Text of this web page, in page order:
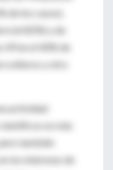
de los casos),
(el 82%) y de
49 en el 40% de
solteros y otro
actividad
es más
también
los intereses de